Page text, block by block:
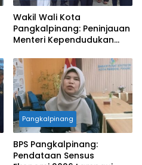
Wakil Wali Kota
Pangkalpinang: Peninjauan
Menteri Kependudukan
Standar Layanan MBG
Pangkalpinang
BPS Pangkalpinang:
Pendataan Sensus